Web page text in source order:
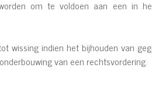
om te voldoen aan een in
wissing indien het bijhouden van
van een rechtsvordering.